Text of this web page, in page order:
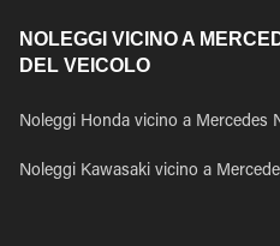
NOLEGGI VICINO A
DEL VEICOLO
Noleggi Honda vicino a Mercedes
Noleggi Kawasaki vicino a